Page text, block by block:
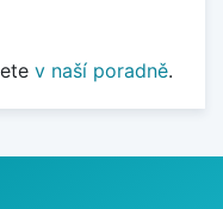
v naší poradně.